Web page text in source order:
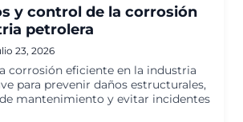
y control de la corrosión
petrolera
23, 2026
corrosión eficiente en la industria
para prevenir daños estructurales,
mantenimiento y evitar incidentes